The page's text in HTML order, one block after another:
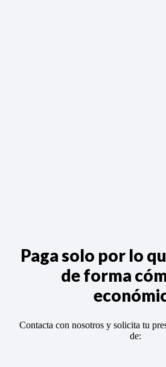
Paga solo por lo
de forma
Contacta con nosotros y solicita tu
de: